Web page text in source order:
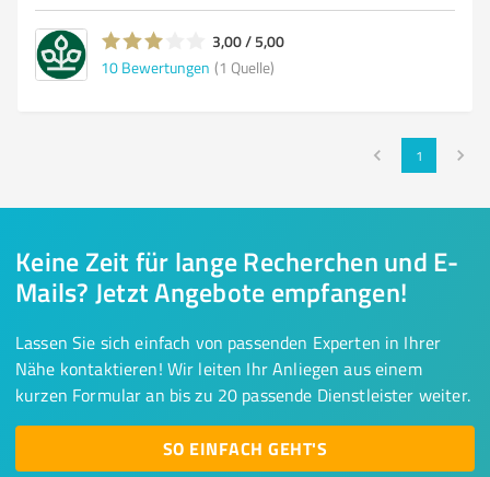
3,00 / 5,00
10 Bewertungen (1 Quelle)
1
Keine Zeit für lange Recherchen und E-
Mails? Jetzt Angebote empfangen!
Lassen Sie sich einfach von passenden Experten in Ihrer
Nähe kontaktieren! Wir leiten Ihr Anliegen aus einem
kurzen Formular an bis zu 20 passende Dienstleister weiter.
SO EINFACH GEHT'S